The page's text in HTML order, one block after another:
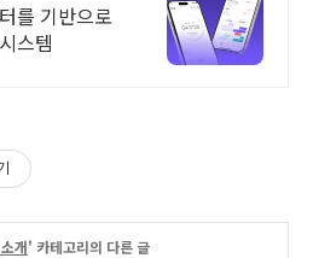
를 기반으로
스템
개' 카테고리의 다른 글